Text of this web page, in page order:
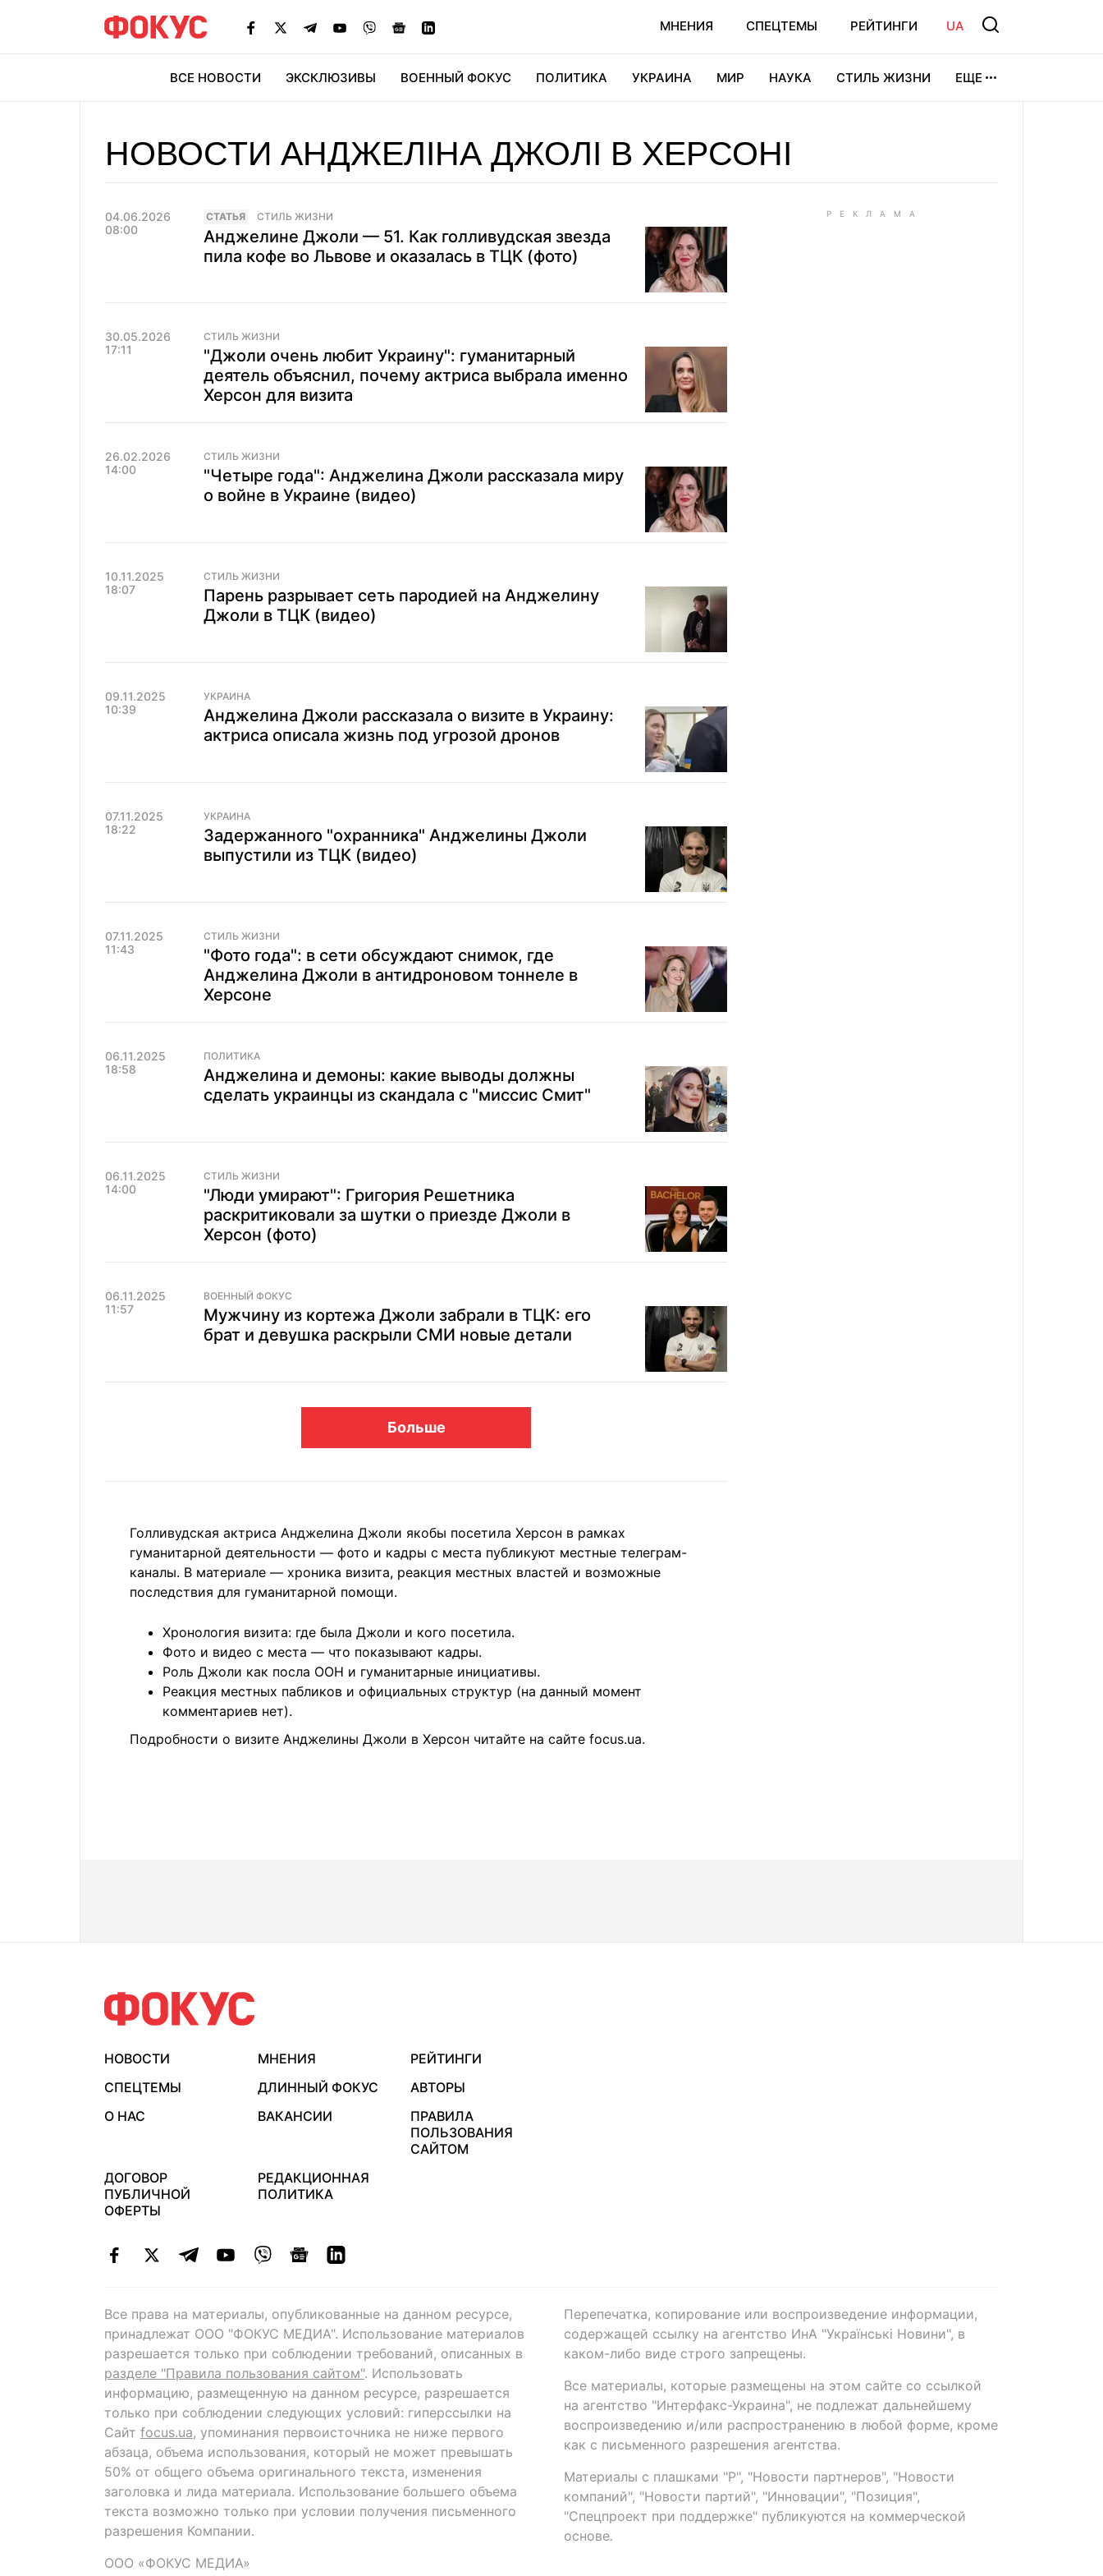
МНЕНИЯ СПЕЦТЕМЫ РЕЙТИНГИ UA
ВСЕ НОВОСТИ ЭКСКЛЮЗИВЫ ВОЕННЫЙ ФОКУС ПОЛИТИКА УКРАИНА МИР НАУКА СТИЛЬ ЖИЗНИ ЕЩЕ
НОВОСТИ АНДЖЕЛІНА ДЖОЛІ В ХЕРСОНІ
04.06.2026
08:00
CТАТЬЯ СТИЛЬ ЖИЗНИ
Анджелине Джоли — 51. Как голливудская звезда
пила кофе во Львове и оказалась в ТЦК (фото)
30.05.2026
17:11
СТИЛЬ ЖИЗНИ
"Джоли очень любит Украину": гуманитарный
деятель объяснил, почему актриса выбрала именно
Херсон для визита
26.02.2026
14:00
СТИЛЬ ЖИЗНИ
"Четыре года": Анджелина Джоли рассказала миру
о войне в Украине (видео)
10.11.2025
18:07
СТИЛЬ ЖИЗНИ
Парень разрывает сеть пародией на Анджелину
Джоли в ТЦК (видео)
09.11.2025
10:39
УКРАИНА
Анджелина Джоли рассказала о визите в Украину:
актриса описала жизнь под угрозой дронов
07.11.2025
18:22
УКРАИНА
Задержанного "охранника" Анджелины Джоли
выпустили из ТЦК (видео)
07.11.2025
11:43
СТИЛЬ ЖИЗНИ
"Фото года": в сети обсуждают снимок, где
Анджелина Джоли в антидроновом тоннеле в
Херсоне
06.11.2025
18:58
ПОЛИТИКА
Анджелина и демоны: какие выводы должны
сделать украинцы из скандала с "миссис Смит"
06.11.2025
14:00
СТИЛЬ ЖИЗНИ
"Люди умирают": Григория Решетника
раскритиковали за шутки о приезде Джоли в
Херсон (фото)
06.11.2025
11:57
ВОЕННЫЙ ФОКУС
Мужчину из кортежа Джоли забрали в ТЦК: его
брат и девушка раскрыли СМИ новые детали
Больше
Голливудская актриса Анджелина Джоли якобы посетила Херсон в рамках
гуманитарной деятельности — фото и кадры с места публикуют местные телеграм-
каналы. В материале — хроника визита, реакция местных властей и возможные
последствия для гуманитарной помощи.
Хронология визита: где была Джоли и кого посетила.
Фото и видео с места — что показывают кадры.
Роль Джоли как посла ООН и гуманитарные инициативы.
Реакция местных пабликов и официальных структур (на данный момент
комментариев нет).
Подробности о визите Анджелины Джоли в Херсон читайте на сайте focus.ua.
НОВОСТИ МНЕНИЯ
РЕЙТИНГИ
СПЕЦТЕМЫ
ДЛИННЫЙ ФОКУС
АВТОРЫ
О НАС
ВАКАНСИИ
ПРАВИЛА
ПОЛЬЗОВАНИЯ
САЙТОМ
ДОГОВОР
ПУБЛИЧНОЙ
ОФЕРТЫ
РЕДАКЦИОННАЯ
ПОЛИТИКА
Все права на материалы, опубликованные на данном ресурсе,
принадлежат ООО "ФОКУС МЕДИА". Использование материалов
разрешается только при соблюдении требований, описанных в
разделе "Правила пользования сайтом". Использовать
информацию, размещенную на данном ресурсе, разрешается
только при соблюдении следующих условий: гиперссылки на
Сайт focus.ua, упоминания первоисточника не ниже первого
абзаца, объема использования, который не может превышать
50% от общего объема оригинального текста, изменения
заголовка и лида материала. Использование большего объема
текста возможно только при условии получения письменного
разрешения Компании.
ООО «ФОКУС МЕДИА»
Перепечатка, копирование или воспроизведение информации,
содержащей ссылку на агентство ИнА "Українські Новини", в
каком-либо виде строго запрещены.
Все материалы, которые размещены на этом сайте со ссылкой
на агентство "Интерфакс-Украина", не подлежат дальнейшему
воспроизведению и/или распространению в любой форме, кроме
как с письменного разрешения агентства.
Материалы с плашками "Р", "Новости партнеров", "Новости
компаний", "Новости партий", "Инновации", "Позиция",
"Спецпроект при поддержке" публикуются на коммерческой
основе.